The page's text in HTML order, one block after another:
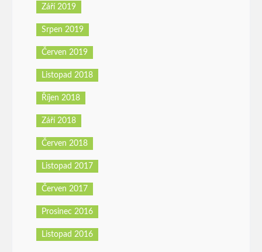
Září 2019
Srpen 2019
Červen 2019
Listopad 2018
Říjen 2018
Září 2018
Červen 2018
Listopad 2017
Červen 2017
Prosinec 2016
Listopad 2016